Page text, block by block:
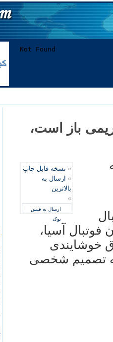
باز است،
» نسخه قابل چاپ
» ارسال به
بالاترین
»
ارسال به فیس
بوک
آسيا،
خوشايندی
تصميم شخصی